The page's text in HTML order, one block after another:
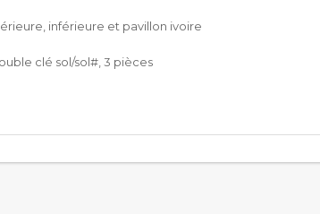
inférieure et pavillon ivoire
clé sol/sol#, 3 pièces